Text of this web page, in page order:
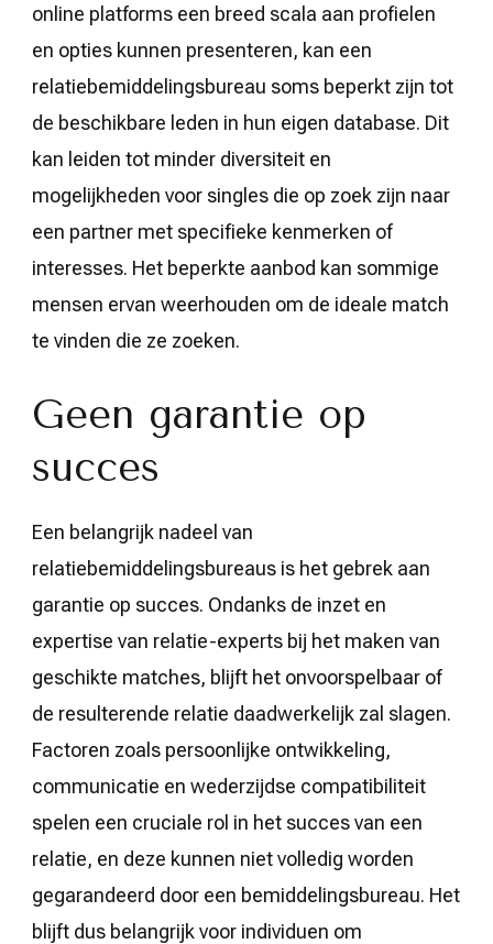
online platforms een breed scala aan profielen
en opties kunnen presenteren, kan een
relatiebemiddelingsbureau soms beperkt zijn tot
de beschikbare leden in hun eigen database. Dit
kan leiden tot minder diversiteit en
mogelijkheden voor singles die op zoek zijn naar
een partner met specifieke kenmerken of
interesses. Het beperkte aanbod kan sommige
mensen ervan weerhouden om de ideale match
te vinden die ze zoeken.
Geen garantie op
succes
Een belangrijk nadeel van
relatiebemiddelingsbureaus is het gebrek aan
garantie op succes. Ondanks de inzet en
expertise van relatie-experts bij het maken van
geschikte matches, blijft het onvoorspelbaar of
de resulterende relatie daadwerkelijk zal slagen.
Factoren zoals persoonlijke ontwikkeling,
communicatie en wederzijdse compatibiliteit
spelen een cruciale rol in het succes van een
relatie, en deze kunnen niet volledig worden
gegarandeerd door een bemiddelingsbureau. Het
blijft dus belangrijk voor individuen om